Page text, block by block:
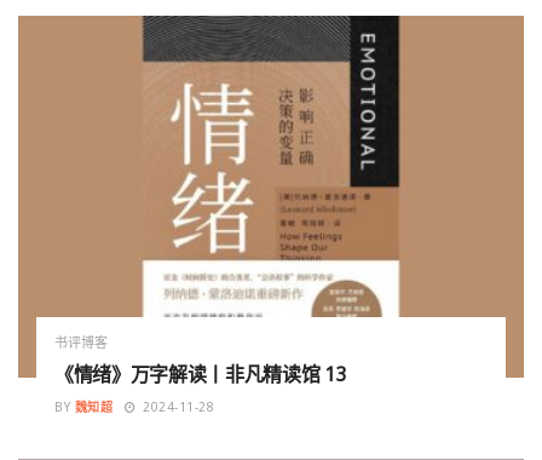
书评博客
《情绪》万字解读丨非凡精读馆 13
BY 魏知超 2024-11-28